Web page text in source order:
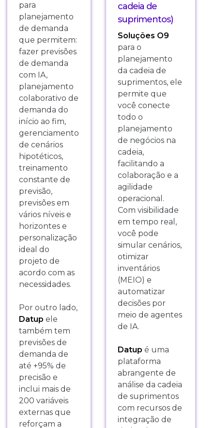
para
planejamento
de demanda
que permitem:
fazer previsões
de demanda
com IA,
planejamento
colaborativo de
demanda do
início ao fim,
gerenciamento
de cenários
hipotéticos,
treinamento
constante de
previsão,
previsões em
vários níveis e
horizontes e
personalização
ideal do
projeto de
acordo com as
necessidades.
Por outro lado,
Datup ele
também tem
previsões de
demanda de
até +95% de
precisão e
inclui mais de
200 variáveis
externas que
reforçam a
cadeia de
suprimentos)
Soluções O9
para o
planejamento
da cadeia de
suprimentos, ele
permite que
você conecte
todo o
planejamento
de negócios na
cadeia,
facilitando a
colaboração e a
agilidade
operacional.
Com visibilidade
em tempo real,
você pode
simular cenários,
otimizar
inventários
(MEIO) e
automatizar
decisões por
meio de agentes
de IA.
Datup é uma
plataforma
abrangente de
análise da cadeia
de suprimentos
com recursos de
integração de